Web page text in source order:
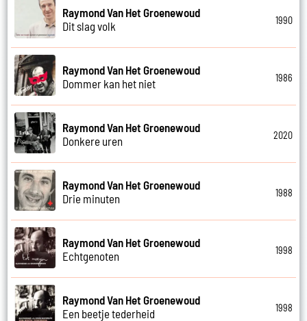
Raymond Van Het Groenewoud
Dit slag volk
1990
Raymond Van Het Groenewoud
Dommer kan het niet
1986
Raymond Van Het Groenewoud
Donkere uren
2020
Raymond Van Het Groenewoud
Drie minuten
1988
Raymond Van Het Groenewoud
Echtgenoten
1998
Raymond Van Het Groenewoud
Een beetje tederheid
1998